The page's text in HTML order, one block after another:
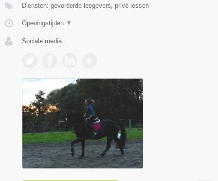
Diensten: gevorderde lesgevers, privé lessen
Openingstijden ▼
Sociale media: